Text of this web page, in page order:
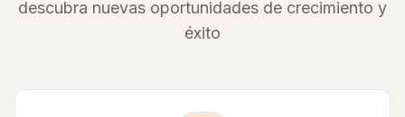
descubra nuevas oportunidades de crecimiento y
éxito